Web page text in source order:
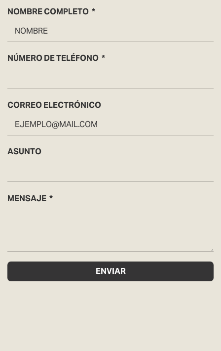
NOMBRE COMPLETO
NÚMERO DE TELÉFONO
CORREO ELECTRÓNICO
ASUNTO
MENSAJE
ENVIAR